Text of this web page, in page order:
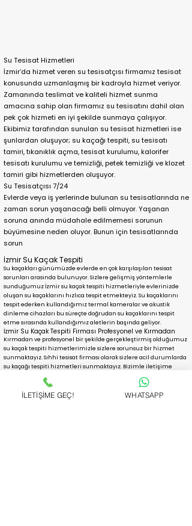
Su Tesisat Hizmetleri
İzmir’da hizmet veren su tesisatçısı firmamız tesisat
konusunda uzmanlaşmış bir kadroyla hizmet veriyor.
Zamanında teslimat ve kaliteli hizmet sunma
amacına sahip olan firmamız su tesisatını dahil olan
pek çok hizmeti en iyi şekilde sunmaya çalışıyor.
Ekibimiz tarafından sunulan su tesisat hizmetleri ise
şunlardan oluşuyor; su kaçağı tespiti, su tesisatı
tamiri, tıkanıklık açma, tesisat kurulumu, kalorifer
tesisatı kurulumu ve temizliği, petek temizliği ve klozet
tamiri gibi hizmetlerden oluşuyor.
Su Tesisatçısı 7/24
Evlerde veya iş yerlerinde bulunan su tesisatlarında ne
zaman sorun yaşanacağı belli olmuyor. Yaşanan
soruna anında müdahale edilmemesi sorunun
büyümesine neden oluyor. Bunun için tesisatlarında
sorun
İzmir Su Kaçak Tespiti
Su kaçakları günümüzde evlerde en çok karşılaşılan tesisat
sorunları arasında bulunuyor. Sizlere gelişmiş yöntemlerle
sunduğumuz İzmir su kaçak tespiti hizmetleriyle evlerinizde
oluşan su kaçaklarını hızlıca tespit etmekteyiz. Su kaçaklarını
tespit ederken kullandığımız termal kameralar ve akustik
dinleme cihazları bu süreçte doğrudan su kaçaklarını tespit
etme sırasında kullandığımız aletlerin başında geliyor.
İzmir Su Kaçak Tespiti Firması Profesyonel ve Kırmadan
Kırmadan ve profesyonel bir şekilde gerçekleştirmiş olduğumuz
su kaçak tespiti hizmetlerimizle sizlere sorunsuz bir hizmet
sunmaktayız. Sıhhi tesisat firması olarak sizlere acil durumlarda
su kaçağı tespiti hizmetleri sunmaktayız. Bizimle iletişime
geçerek randevu talebin de bulunabilir, sonrasında
hizmetlerimizden yararlanabilirsiniz.
İLETİŞİME GEÇ! WHATSAPP